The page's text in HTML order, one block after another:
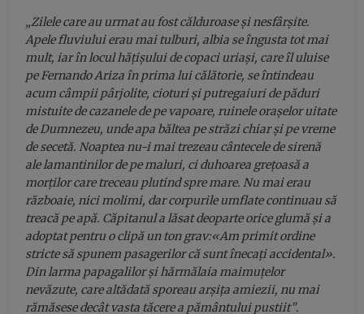
„Zilele care au urmat au fost călduroase și nesfârșite.
Apele fluviului erau mai tulburi, albia se îngusta tot mai
mult, iar în locul hățișului de copaci uriași, care îl uluise
pe Fernando Ariza în prima lui călătorie, se întindeau
acum câmpii pârjolite, cioturi și putregaiuri de păduri
mistuite de cazanele de pe vapoare, ruinele orașelor uitate
de Dumnezeu, unde apa băltea pe străzi chiar și pe vreme
de secetă. Noaptea nu-i mai trezeau cântecele de sirenă
ale lamantinilor de pe maluri, ci duhoarea grețoasă a
morților care treceau plutind spre mare. Nu mai erau
războaie, nici molimi, dar corpurile umflate continuau să
treacă pe apă. Căpitanul a lăsat deoparte orice glumă și a
adoptat pentru o clipă un ton grav:«Am primit ordine
stricte să spunem pasagerilor că sunt înecați accidental».
Din larma papagalilor și hărmălaia maimuțelor
nevăzute, care altădată sporeau arșița amiezii, nu mai
rămăsese decât vasta tăcere a pământului pustiit”.